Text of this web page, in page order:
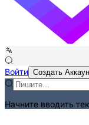
Войти Создать
Начните вводить